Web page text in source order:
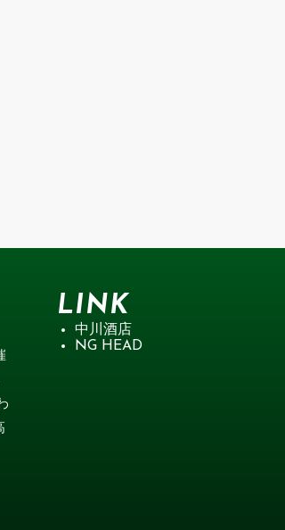
LINK
中川酒店
NG HEAD